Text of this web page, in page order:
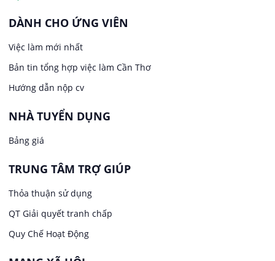
Kế toán
Lái xe
Lao Động Phổ Thông
Lễ tân
May mặc
Ngân hàng
Việc làm tại Long Tuyền
Việc làm tại Hưng Phú
Việc làm tại Phước Thới
Việc làm tại Thới Long
Việc làm tại Trung Nhất
Việc làm tại Thuận Hưng
Việc làm tại Vị Thanh
DÀNH CHO ỨNG VIÊN
Việc làm mới nhất
Bản tin tổng hợp việc làm Cần Thơ
Hướng dẫn nộp cv
NHÀ TUYỂN DỤNG
Bảng giá
TRUNG TÂM TRỢ GIÚP
Thỏa thuận sử dụng
QT Giải quyết tranh chấp
Quy Chế Hoạt Động